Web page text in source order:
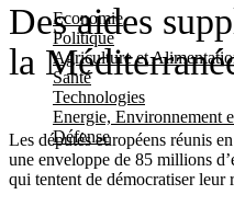
Economie
Politique
Agriculture et
Santé
Technologies
Energie, Environnement
Défense
Des aides
la
Les députés européens réunis
une enveloppe de 85 millions
qui tentent de démocratiser leur